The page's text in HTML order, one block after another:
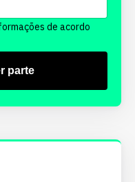
de acordo
parte